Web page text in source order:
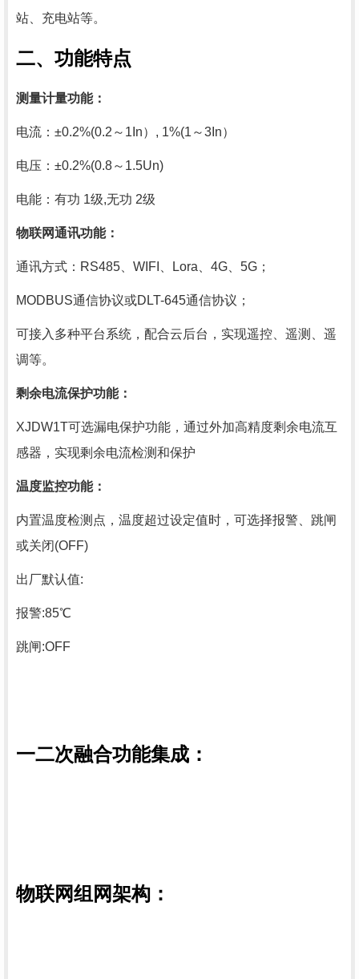
站、充电站等。
二、 功能特点
测量计量功能：
电流： ±0.2%(0.2～1In）, 1%(1～3In）
电压： ±0.2%(0.8～1.5Un)
电能：有功 1级,无功 2级
物联网通讯功能：
通讯方式： RS485、WIFI、Lora、4G、5G；
MODBUS通信协议或DLT-645通信协议；
可接入多种平台系统，配合云后台，实现遥控、遥测、遥
调等。
剩余电流保护功能：
XJDW1T可选漏电保护功能，通过外加高精度剩余电流互
感器，实现剩余电流检测和保护
温度监控功能：
内置温度检测点，温度超过设定值时，可选择报警、跳闸
或关闭(OFF)
出厂默认值:
报警:85℃
跳闸:OFF
一二次融合功能集成：
物联网组网架构：